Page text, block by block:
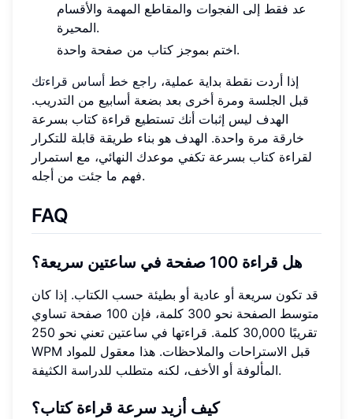
عد فقط إلى الفجوات والمقاطع المهمة والأقسام
المحيرة.
اختم بموجز كتاب من صفحة واحدة.
إذا أردت نقطة بداية عملية، راجع خط أساس قراءتك
قبل الجلسة ومرة أخرى بعد بضعة أسابيع من التدريب.
الهدف ليس إثبات أنك تستطيع قراءة كتاب بسرعة
خارقة مرة واحدة. الهدف هو بناء طريقة قابلة للتكرار
لقراءة كتاب بسرعة تكفي موعدك النهائي، مع استمرار
فهم ما جئت من أجله.
FAQ
هل قراءة 100 صفحة في ساعتين سريعة؟
قد تكون سريعة أو عادية أو بطيئة حسب الكتاب. إذا كان
متوسط الصفحة نحو 300 كلمة، فإن 100 صفحة تساوي
تقريبًا 30,000 كلمة. قراءتها في ساعتين تعني نحو 250
WPM قبل الاستراحات والملاحظات. هذا معقول للمواد
المألوفة أو الأخف، لكنه متطلب للدراسة الكثيفة.
كيف أزيد سرعة قراءة كتاب؟